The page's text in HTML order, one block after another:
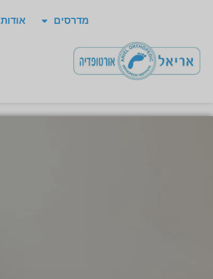
מדרסים אודות